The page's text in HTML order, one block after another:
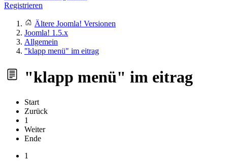
Registrieren
Ältere Joomla! Versionen
Joomla! 1.5.x
Allgemein
"klapp menü" im eitrag
"klapp menü" im eitrag
Start
Zurück
1
Weiter
Ende
1